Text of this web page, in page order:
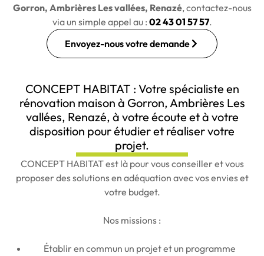
Gorron, Ambrières Les vallées, Renazé, contactez-nous
via un simple appel au : 02 43 01 57 57.
Envoyez-nous votre demande
CONCEPT HABITAT : Votre spécialiste en
rénovation maison à Gorron, Ambrières Les
vallées, Renazé, à votre écoute et à votre
disposition pour étudier et réaliser votre
projet.
CONCEPT HABITAT est là pour vous conseiller et vous
proposer des solutions en adéquation avec vos envies et
votre budget.
Nos missions :
Établir en commun un projet et un programme